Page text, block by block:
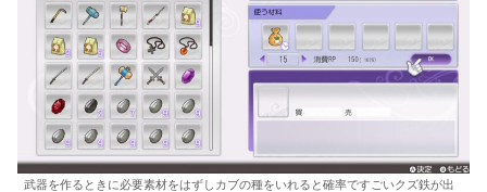
武器を作るときに必要素材をはずしカブの種をいれると確率ですごいクズ鉄が出